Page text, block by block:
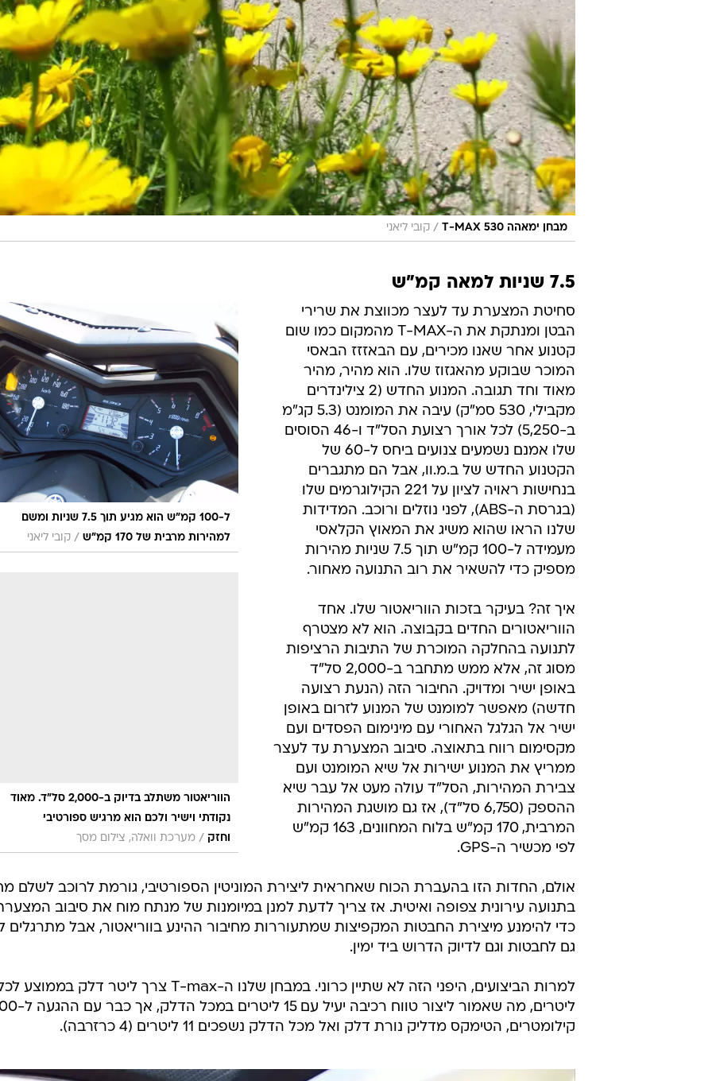
מבחן ימאהה T-MAX 530 / קובי ליאני
7.5 שניות למאה קמ"ש
ל-100 קמ"ש הוא מגיע תוך 7.5 שניות ומשם
למהירות מרבית של 170 קמ"ש
/ קובי ליאני
הווריאטור משתלב בדיוק ב-2,000 סל"ד. מאוד
נקודתי וישיר ולכם הוא מרגיש ספורטיבי
וחזק / מערכת וואלה, צילום מסך
סחיטת המצערת עד לעצר מכווצת את שרירי
הבטן ומנתקת את ה-T-MAX מהמקום כמו שום
קטנוע אחר שאנו מכירים, עם הבאזזז הבאסי
המוכר שבוקע מהאגזוז שלו. הוא מהיר, מהיר
מאוד וחד תגובה. המנוע החדש (2 צילינדרים
מקבילי, 530 סמ"ק) עיבה את המומנט (5.3 קג"מ
ב-5,250) לכל אורך רצועת הסל"ד ו-46 הסוסים
שלו אמנם נשמעים צנועים ביחס ל-60 של
הקטנוע החדש של ב.מ.וו, אבל הם מתגברים
בנחישות ראויה לציון על 221 הקילוגרמים שלו
(בגרסת ה-ABS), לפני נוזלים ורוכב. המדידות
שלנו הראו שהוא משיג את המאוץ הקלאסי
מעמידה ל-100 קמ"ש תוך 7.5 שניות מהירות
מספיק כדי להשאיר את רוב התנועה מאחור.
איך זה? בעיקר בזכות הווריאטור שלו. אחד
הווריאטורים החדים בקבוצה. הוא לא מצטרף
לתנועה בהחלקה המוכרת של התיבות הרציפות
מסוג זה, אלא ממש מתחבר ב-2,000 סל"ד
באופן ישיר ומדויק. החיבור הזה (הנעת רצועה
חדשה) מאפשר למומנט של המנוע לזרום באופן
ישיר אל הגלגל האחורי עם מינימום הפסדים ועם
מקסימום רווח בתאוצה. סיבוב המצערת עד לעצר
ממריץ את המנוע ישירות אל שיא המומנט ועם
צבירת המהירות, הסל"ד עולה מעט אל עבר שיא
ההספק (6,750 סל"ד), אז גם מושגת המהירות
המרבית, 170 קמ"ש בלוח המחוונים, 163 קמ"ש
לפי מכשיר ה-GPS.
אולם, החדות הזו בהעברת הכוח שאחראית ליצירת המוניטין הספורטיבי, גורמת לרוכב לשלם
בתנועה עירונית צפופה ואיטית. אז צריך לדעת למנן במיומנות של מנתח מוח את סיבוב
כדי להימנע מיצירת החבטות המקפיצות שמתעוררות מחיבור ההינע בווריאטור, אבל מתרגלים
גם לחבטות וגם לדיוק הדרוש ביד ימין.
ליטרים, מה שאמור ליצור טווח רכיבה יעיל עם 15
קילומטרים, הטימקס מדליק נורת דלק ואל מכל הדלק נשפכים 11 ליטרים (4 כרזרבה).